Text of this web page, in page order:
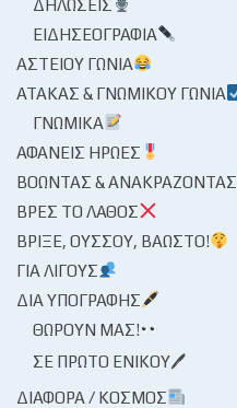
ΔΗΛΏΣΕΙΣ
ΕΙΔΗΣΕΟΓΡΑΦΊΑ
ΑΣΤΕΊΟΥ ΓΩΝΊΑ
ΑΤΆΚΑΣ & ΓΝΩΜΙΚΟΎ ΓΩΝΊΑ
ΓΝΩΜΙΚΆ
ΑΦΑΝΕΊΣ ΉΡΩΕΣ
ΒΟΏΝΤΑΣ & ΑΝΑΚΡΆΖΟΝΤΑΣ
ΒΡΕΣ ΤΟ ΛΆΘΟΣ
ΒΡΊΞΕ, ΟΎΣΣΟΥ, ΒΆΩΣΤΟ!
ΓΙΑ ΛΊΓΟΥΣ
ΔΙΑ ΥΠΟΓΡΑΦΉΣ
ΘΩΡΟΎΝ ΜΑΣ!
ΣΕ ΠΡΏΤΟ ΕΝΙΚΟΎ🖊
ΔΙΆΦΟΡΑ / ΚΌΣΜΟΣ